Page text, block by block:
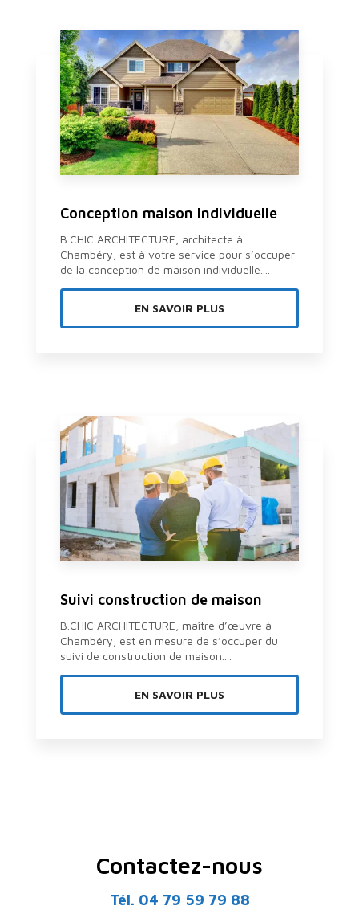
Conception maison individuelle
B.CHIC ARCHITECTURE, architecte à
Chambéry, est à votre service pour s’occuper
de la conception de maison individuelle....
EN SAVOIR PLUS
Suivi construction de maison
B.CHIC ARCHITECTURE, maître d’œuvre à
Chambéry, est en mesure de s’occuper du
suivi de construction de maison....
EN SAVOIR PLUS
Contactez-nous
Tél. 04 79 59 79 88